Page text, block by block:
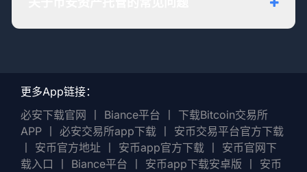
更多App链接：
必安下载官网
Biance平台
下载Bitcoin交易所
APP
必安交易所app下载
安币交易平台官方下载
安币官方地址 安币app官方下载
安币官网下
载入口
Biance平台 安币app下载安卓版
安币